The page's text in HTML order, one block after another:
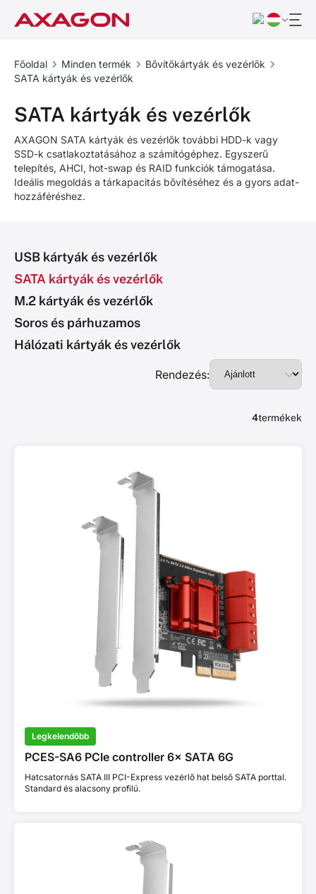
Főoldal Minden termék
Bővítőkártyák és vezérlők
SATA kártyák és vezérlők
SATA kártyák és vezérlők
AXAGON SATA kártyák és vezérlők további HDD-k vagy
SSD-k csatlakoztatásához a számítógéphez. Egyszerű
telepítés, AHCI, hot-swap és RAID funkciók támogatása.
Ideális megoldás a tárkapacitás bővítéséhez és a gyors adat-
hozzáféréshez.
USB kártyák és vezérlők
SATA kártyák és vezérlők
M.2 kártyák és vezérlők
Soros és párhuzamos
Hálózati kártyák és vezérlők
Rendezés:
4termékek
Legkelendőbb
PCES-SA6 PCIe controller 6× SATA 6G
Hatcsatornás SATA III PCI-Express vezérlő hat belső SATA porttal.
Standard és alacsony profilú.